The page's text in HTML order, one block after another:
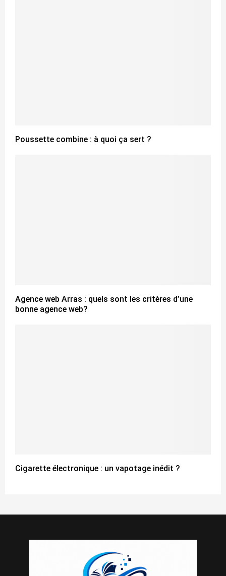
Poussette combine : à quoi ça sert ?
Agence web Arras : quels sont les critères d’une
bonne agence web?
Cigarette électronique : un vapotage inédit ?